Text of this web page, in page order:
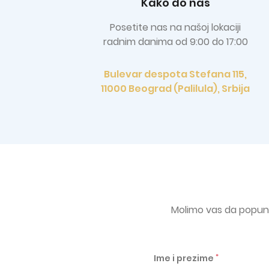
Posetite nas na našoj lokaciji
radnim danima od 9:00 do 17:00
Bulevar despota Stefana 115,
11000 Beograd (Palilula), Srbija
Molimo vas da
Ime i prezime *